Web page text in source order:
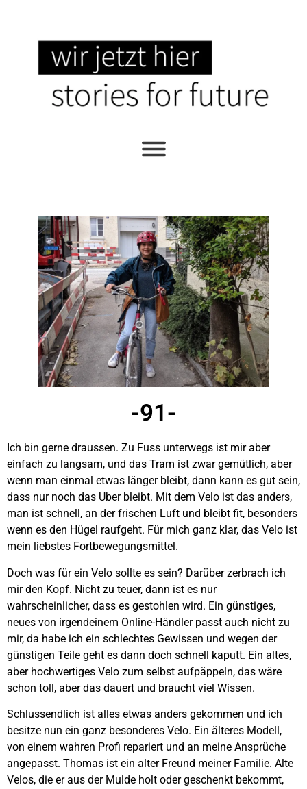
-91-
Ich bin gerne draussen. Zu Fuss unterwegs ist mir aber
einfach zu langsam, und das Tram ist zwar gemütlich, aber
wenn man einmal etwas länger bleibt, dann kann es gut sein,
dass nur noch das Uber bleibt. Mit dem Velo ist das anders,
man ist schnell, an der frischen Luft und bleibt fit, besonders
wenn es den Hügel raufgeht. Für mich ganz klar, das Velo ist
mein liebstes Fortbewegungsmittel.
Doch was für ein Velo sollte es sein? Darüber zerbrach ich
mir den Kopf. Nicht zu teuer, dann ist es nur
wahrscheinlicher, dass es gestohlen wird. Ein günstiges,
neues von irgendeinem Online-Händler passt auch nicht zu
mir, da habe ich ein schlechtes Gewissen und wegen der
günstigen Teile geht es dann doch schnell kaputt. Ein altes,
aber hochwertiges Velo zum selbst aufpäppeln, das wäre
schon toll, aber das dauert und braucht viel Wissen.
Schlussendlich ist alles etwas anders gekommen und ich
besitze nun ein ganz besonderes Velo. Ein älteres Modell,
von einem wahren Profi repariert und an meine Ansprüche
angepasst. Thomas ist ein alter Freund meiner Familie. Alte
Velos, die er aus der Mulde holt oder geschenkt bekommt,